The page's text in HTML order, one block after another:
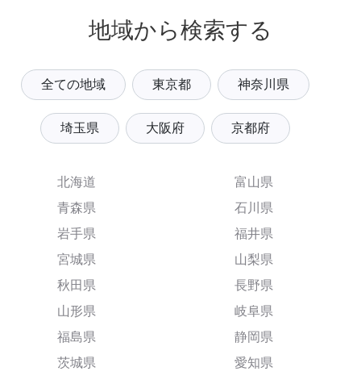
地域から検索する
全ての地域 東京都 神奈川県
埼玉県 大阪府 京都府
北海道
青森県
岩手県
宮城県
秋田県
山形県
福島県
茨城県
富山県
石川県
福井県
山梨県
長野県
岐阜県
静岡県
愛知県